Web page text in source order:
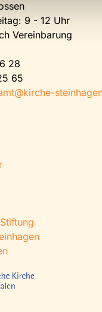
9 - 12 Uhr
Vereinbarung
28
65